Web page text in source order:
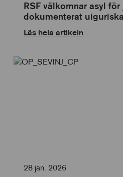
RSF välkomnar asyl
dokumenterat
Läs hela artikeln
28 jan. 2026